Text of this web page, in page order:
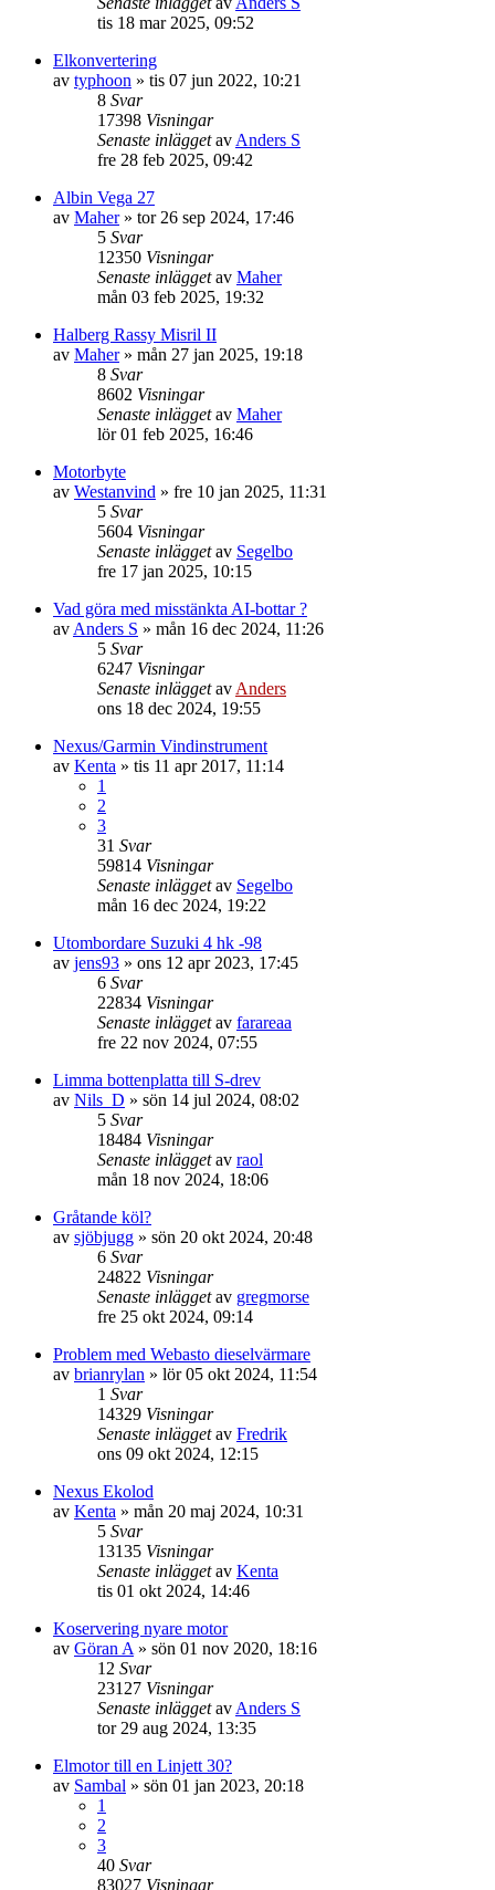
tis 18 mar 2025, 09:52
Elkonvertering
av typhoon » tis 07 jun 2022, 10:21
8 Svar
17398 Visningar
Senaste inläggetav Anders S
fre 28 feb 2025, 09:42
Albin Vega 27
av Maher» tor 26 sep 2024, 17:46
5 Svar
12350 Visningar
Senaste inläggetav Maher
mån 03 feb 2025, 19:32
Halberg Rassy Misril II
av Maher» mån 27 jan 2025, 19:18
8 Svar
8602 Visningar
Senaste inläggetav Maher
lör 01 feb 2025, 16:46
Motorbyte
av Westanvind » fre 10 jan 2025, 11:31
5 Svar
5604 Visningar
Senaste inläggetav Segelbo
fre 17 jan 2025, 10:15
Vad göra med misstänkta AI-bottar ?
av Anders S » mån 16 dec 2024, 11:26
5 Svar
6247 Visningar
Senaste inläggetav Anders
ons 18 dec 2024, 19:55
Nexus/Garmin Vindinstrument
av Kenta » tis 11 apr 2017, 11:14
1
2
3
31 Svar
59814 Visningar
Senaste inläggetav Segelbo
mån 16 dec 2024, 19:22
Utombordare Suzuki 4 hk -98
av jens93 » ons 12 apr 2023, 17:45
6 Svar
22834 Visningar
Senaste inläggetav farareaa
fre 22 nov 2024, 07:55
Limma bottenplatta till S-drev
av Nils_D » sön 14 jul 2024, 08:02
5 Svar
18484 Visningar
Senaste inläggetav raol
mån 18 nov 2024, 18:06
Gråtande köl?
av sjöbjugg » sön 20 okt 2024, 20:48
6 Svar
24822 Visningar
Senaste inläggetav gregmorse
fre 25 okt 2024, 09:14
Problem med Webasto dieselvärmare
av brianrylan » lör 05 okt 2024, 11:54
1 Svar
14329 Visningar
Senaste inläggetav Fredrik
ons 09 okt 2024, 12:15
Nexus Ekolod
av Kenta » mån 20 maj 2024, 10:31
5 Svar
13135 Visningar
Senaste inläggetav Kenta
tis 01 okt 2024, 14:46
Koservering nyare motor
av Göran A » sön 01 nov 2020, 18:16
12 Svar
23127 Visningar
Senaste inläggetav Anders S
tor 29 aug 2024, 13:35
Elmotor till en Linjett 30?
av Sambal » sön 01 jan 2023, 20:18
1
2
3
40 Svar
83027 Visningar